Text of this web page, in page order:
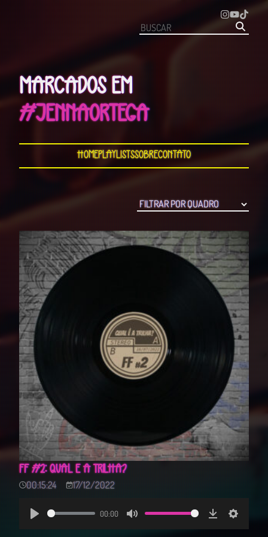
MARCADOS EM
#JENNAORTEGA
HomePlaylistsSobreContato
FF #2: QUAL É A TRILHA?
00:15:24 17/12/2022
00:00
Download
Settings